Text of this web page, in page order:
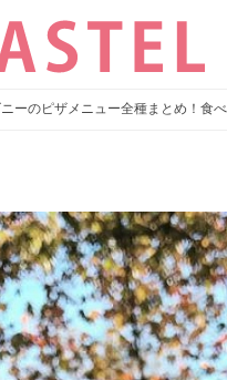
ニーのピザメニュー全種まとめ！食